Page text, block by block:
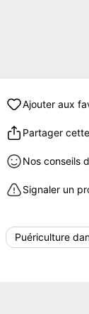
Ajouter aux
Partager
Nos conseils
Signaler un
Puériculture